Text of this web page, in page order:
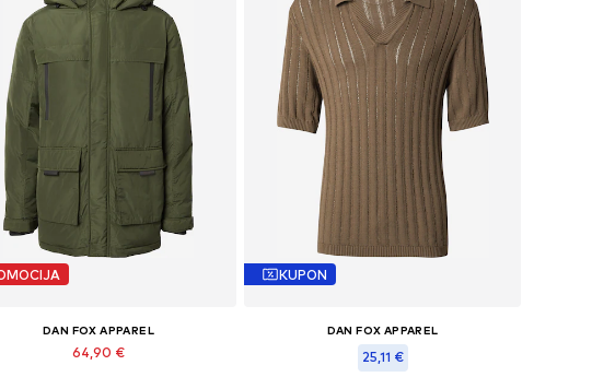
DAN FOX APPAREL
64,90 €
KUPON
DAN FOX APPAREL
25,11 €